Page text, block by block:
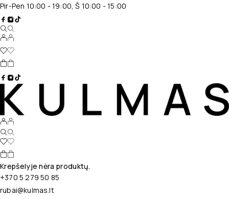
Pir-Pen 10:00 - 19:00, Š 10:00 - 15:00
Krepšelyje nėra produktų.
+370 5 279 50 85
rubai@kulmas.lt